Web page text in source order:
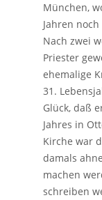
München,
Jahren
Nach zwei
Priester
ehemalige
31.
Glück, daß
Jahres in
Kirche war
damals
machen
schreiben